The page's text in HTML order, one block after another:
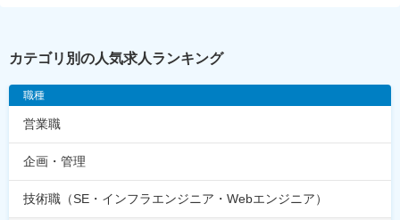
カテゴリ別の人気求人ランキング
職種
営業職
企画・管理
技術職（SE・インフラエンジニア・Webエンジニア）